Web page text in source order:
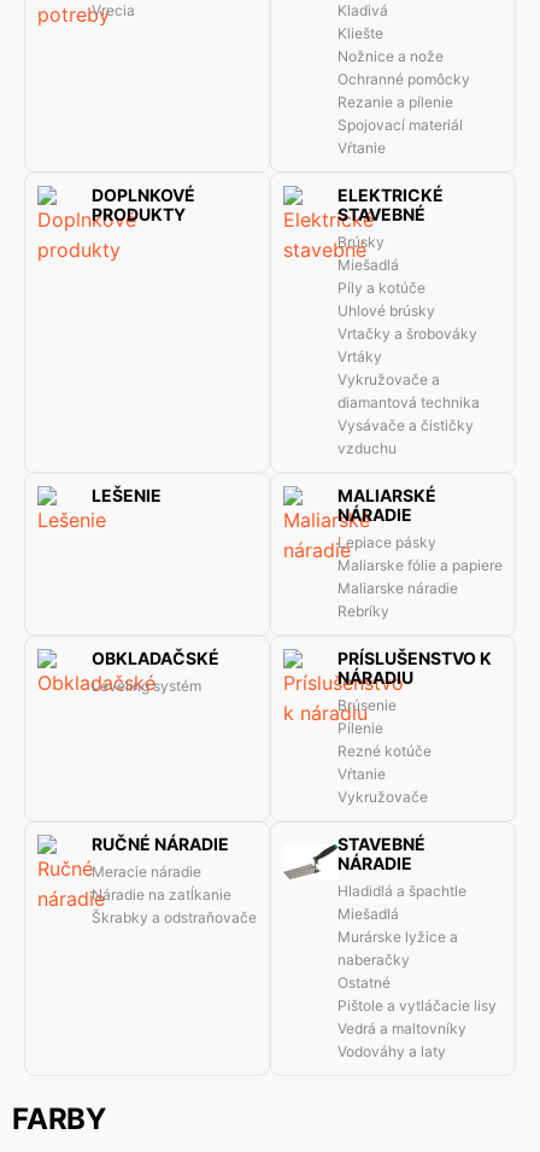
Vrecia
Kladivá
Kliešte
Nožnice a nože
Ochranné pomôcky
Rezanie a pílenie
Spojovací materiál
Vŕtanie
DOPLNKOVÉ
PRODUKTY
ELEKTRICKÉ
STAVEBNÉ
Brúsky
Miešadlá
Píly a kotúče
Uhlové brúsky
Vrtačky a šrobováky
Vrtáky
Vykružovače a
diamantová technika
Vysávače a čističky
vzduchu
LEŠENIE
MALIARSKÉ
NÁRADIE
Lepiace pásky
Maliarske fólie a papiere
Maliarske náradie
Rebríky
OBKLADAČSKÉ
Leveling systém
PRÍSLUŠENSTVO K
NÁRADIU
Brúsenie
Pílenie
Rezné kotúče
Vŕtanie
Vykružovače
RUČNÉ NÁRADIE
Meracie náradie
Náradie na zatĺkanie
Škrabky a odstraňovače
STAVEBNÉ
NÁRADIE
Hladidlá a špachtle
Miešadlá
Murárske lyžice a
naberačky
Ostatné
Pištole a vytláčacie lisy
Vedrá a maltovníky
Vodováhy a laty
FARBY